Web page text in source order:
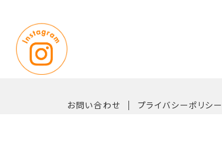
お問い合わせ ｜ プライバシーポリシー